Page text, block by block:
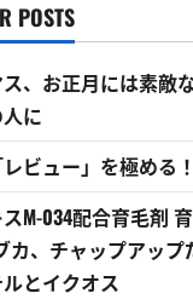
POSTS
、お正月には素敵
に
ビュー」を極める！
M-034配合育毛剤
カ、チャップアップ
とイクオス